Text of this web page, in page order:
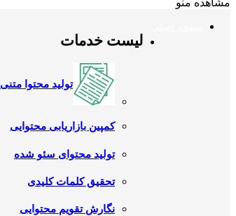
مشاهده منو
لیست خدمات
تولید محتوا متنی
کمپین بازاریابی محتوایی
تولید محتوای سئو شده
تحقیق کلمات کلیدی
نگارش تقویم محتوایی